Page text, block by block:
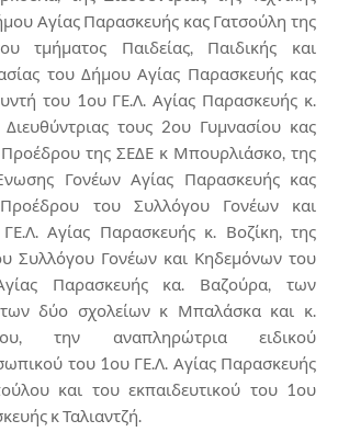
Αγίας Παρασκευής κας Γατσούλη της
τμήματος Παιδείας, Παιδικής και
του Δήμου Αγίας Παρασκευής κας
του 1ου ΓΕ.Λ. Αγίας Παρασκευής κ.
τους 2ου Γυμνασίου κας
της ΣΕΔΕ κ Μπουρλιάσκο, της
Γονέων Αγίας Παρασκευής κας
του Συλλόγου Γονέων και
Αγίας Παρασκευής κ. Βοζίκη, της
Συλλόγου Γονέων και Κηδεμόνων του
Παρασκευής κα. Βαζούρα, των
των δύο σχολείων κ Μπαλάσκα και κ.
την αναπληρώτρια ειδικού
του 1ου ΓΕ.Λ. Αγίας Παρασκευής
και του εκπαιδευτικού του 1ου
κ Ταλιαντζή.